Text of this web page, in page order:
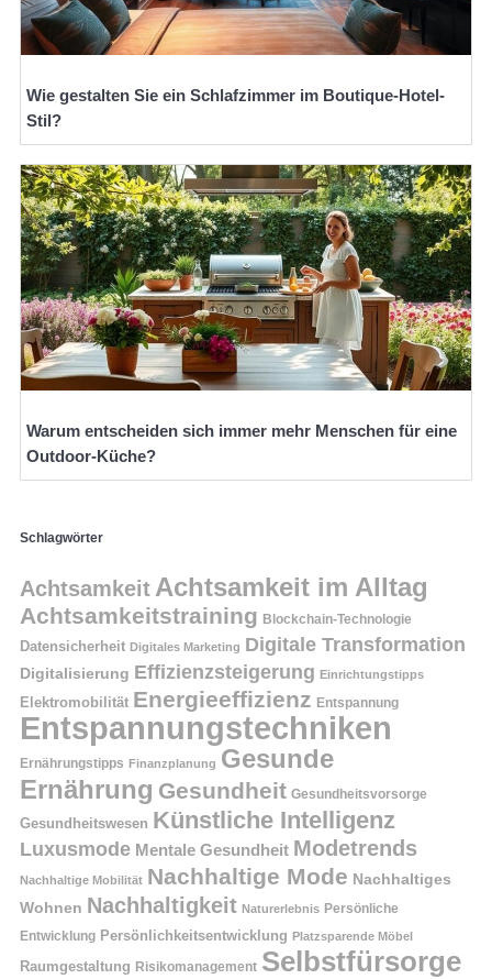
Wie gestalten Sie ein Schlafzimmer im Boutique-Hotel-
Stil?
Warum entscheiden sich immer mehr Menschen für eine
Outdoor-Küche?
Schlagwörter
Achtsamkeit Achtsamkeit im Alltag
Achtsamkeitstraining Blockchain-Technologie
Datensicherheit Digitales Marketing Digitale Transformation
Digitalisierung Effizienzsteigerung Einrichtungstipps
Elektromobilität Energieeffizienz Entspannung
Entspannungstechniken
Ernährungstipps Finanzplanung Gesunde
Ernährung Gesundheit Gesundheitsvorsorge
Gesundheitswesen Künstliche Intelligenz
Luxusmode Mentale Gesundheit Modetrends
Nachhaltige Mobilität Nachhaltige Mode Nachhaltiges
Wohnen Nachhaltigkeit Naturerlebnis Persönliche
Entwicklung Persönlichkeitsentwicklung Platzsparende Möbel
Raumgestaltung Risikomanagement Selbstfürsorge